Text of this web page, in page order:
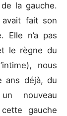
la gauche.
fait son
Elle n’a pas
le règne du
nous
ans déjà, du
nouveau
gauche